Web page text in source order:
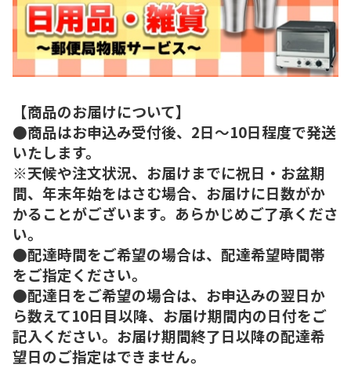
【商品のお届けについて】
●商品はお申込み受付後、2日～10日程度で発送
いたします。
※天候や注文状況、お届けまでに祝日・お盆期
間、年末年始をはさむ場合、お届けに日数がか
かることがございます。あらかじめご了承くださ
い。
●配達時間をご希望の場合は、配達希望時間帯
をご指定ください。
●配達日をご希望の場合は、お申込みの翌日か
ら数えて10日目以降、お届け期間内の日付をご
記入ください。お届け期間終了日以降の配達希
望日のご指定はできません。